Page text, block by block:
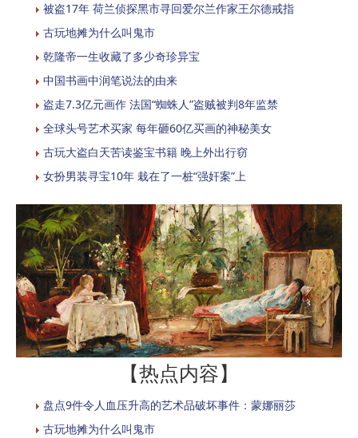
被盗17年 荷兰侦探黑市寻回爱尔兰作家王尔德戒指
古玩地摊为什么叫鬼市
乾隆帝一生收藏了多少奇珍异宝
中国书画中润笔说法的由来
盗走7.3亿元画作 法国“蜘蛛人”盗贼被判8年监禁
全球头号艺术买家 每年砸60亿买画的神秘美女
古玩大盗白天苦读鉴宝书籍 晚上外出行窃
女扮男装寻宝10年 栽在了一桩“强奸案”上
【热点内容】
盘点9件令人血压升高的艺术品破坏事件：蒙娜丽莎
古玩地摊为什么叫鬼市